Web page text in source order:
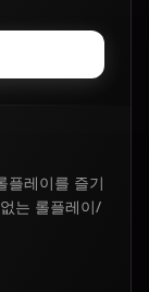
레이를 즐기
는 롤플레이/